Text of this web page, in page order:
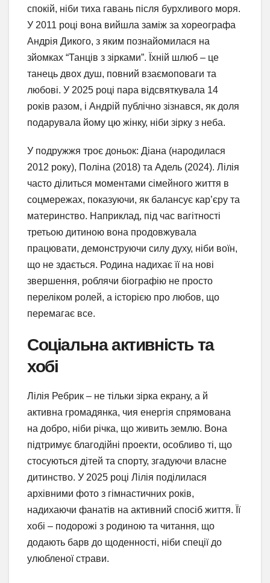
спокій, ніби тиха гавань після бурхливого моря.
У 2011 році вона вийшла заміж за хореографа
Андрія Дикого, з яким познайомилася на
зйомках “Танців з зірками”. Їхній шлюб – це
танець двох душ, повний взаємоповаги та
любові. У 2025 році пара відсвяткувала 14
років разом, і Андрій публічно зізнався, як доля
подарувала йому цю жінку, ніби зірку з неба.
У подружжя троє доньок: Діана (народилася
2012 року), Поліна (2018) та Адель (2024). Лілія
часто ділиться моментами сімейного життя в
соцмережах, показуючи, як балансує кар’єру та
материнство. Наприклад, під час вагітності
третьою дитиною вона продовжувала
працювати, демонструючи силу духу, ніби воїн,
що не здається. Родина надихає її на нові
звершення, роблячи біографію не просто
переліком ролей, а історією про любов, що
перемагає все.
Соціальна активність та
хобі
Лілія Ребрик – не тільки зірка екрану, а й
активна громадянка, чия енергія спрямована
на добро, ніби річка, що живить землю. Вона
підтримує благодійні проекти, особливо ті, що
стосуються дітей та спорту, згадуючи власне
дитинство. У 2025 році Лілія поділилася
архівними фото з гімнастичних років,
надихаючи фанатів на активний спосіб життя. Її
хобі – подорожі з родиною та читання, що
додають барв до щоденності, ніби спеції до
улюбленої страви.